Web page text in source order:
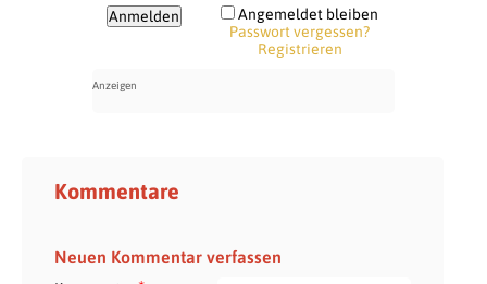
Angemeldet bleiben
Passwort vergessen?
Registrieren
Kommentare
Neuen Kommentar verfassen